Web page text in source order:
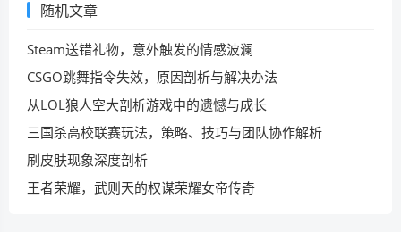
随机文章
Steam送错礼物，意外触发的情感波澜
CSGO跳舞指令失效，原因剖析与解决办法
从LOL狼人空大剖析游戏中的遗憾与成长
三国杀高校联赛玩法，策略、技巧与团队协作解析
刷皮肤现象深度剖析
王者荣耀，武则天的权谋荣耀女帝传奇